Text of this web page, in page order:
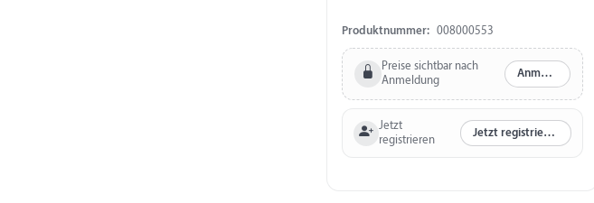
Produktnummer: 008000553
Preise sichtbar nach
Anmeldung
Anmelden
Jetzt
registrieren
Jetzt registrieren